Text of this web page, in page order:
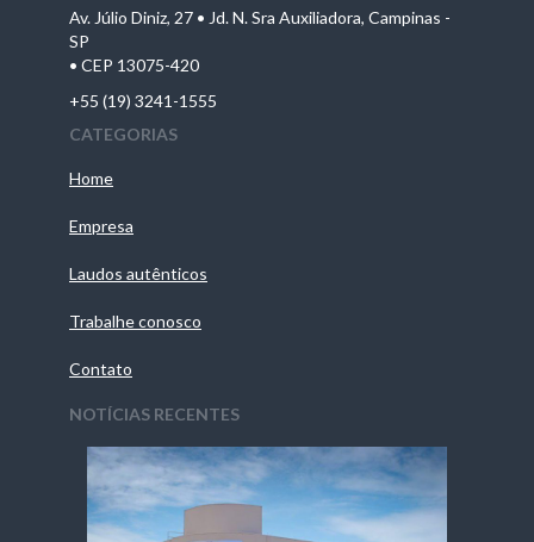
Av. Júlio Diniz, 27 • Jd. N. Sra Auxiliadora, Campinas -
SP
• CEP 13075-420
+55 (19) 3241-1555
CATEGORIAS
Home
Empresa
Laudos autênticos
Trabalhe conosco
Contato
NOTÍCIAS RECENTES